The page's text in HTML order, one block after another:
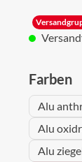
Farben
Alu
Alu
Alu